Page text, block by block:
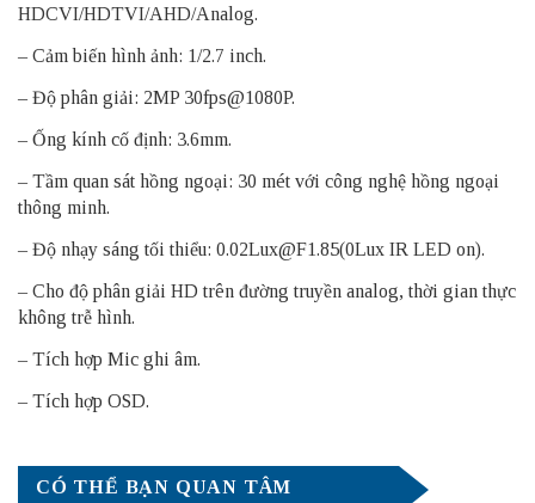
HDCVI/HDTVI/AHD/Analog.
– Cảm biến hình ảnh: 1/2.7 inch.
– Độ phân giải: 2MP 30fps@1080P.
– Ống kính cố định: 3.6mm.
– Tầm quan sát hồng ngoại: 30 mét với công nghệ hồng ngoại
thông minh.
– Độ nhạy sáng tối thiểu: 0.02Lux@F1.85(0Lux IR LED on).
– Cho độ phân giải HD trên đường truyền analog, thời gian thực
không trễ hình.
– Tích hợp Mic ghi âm.
– Tích hợp OSD.
CÓ THỂ BẠN QUAN TÂM